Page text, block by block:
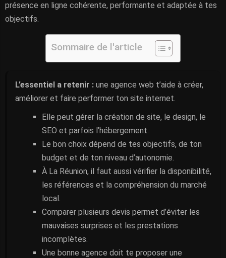
présence en ligne cohérente, performante et adaptée à tes
objectifs.
Sommaire de l'article
L’essentiel a retenir : une agence web t’aide à créer,
améliorer et faire performer ton site internet.
Elle peut gérer la création de site, le design, le
SEO et parfois l’hébergement.
Le bon choix dépend de tes objectifs, de ton
budget et de ton niveau d’autonomie.
À La Réunion, il faut aussi vérifier la disponibilité,
les références et la compréhension du marché
local.
Comparer plusieurs devis permet d’éviter les
mauvaises surprises et les prestations
incomplètes.
Une bonne agence doit te proposer une